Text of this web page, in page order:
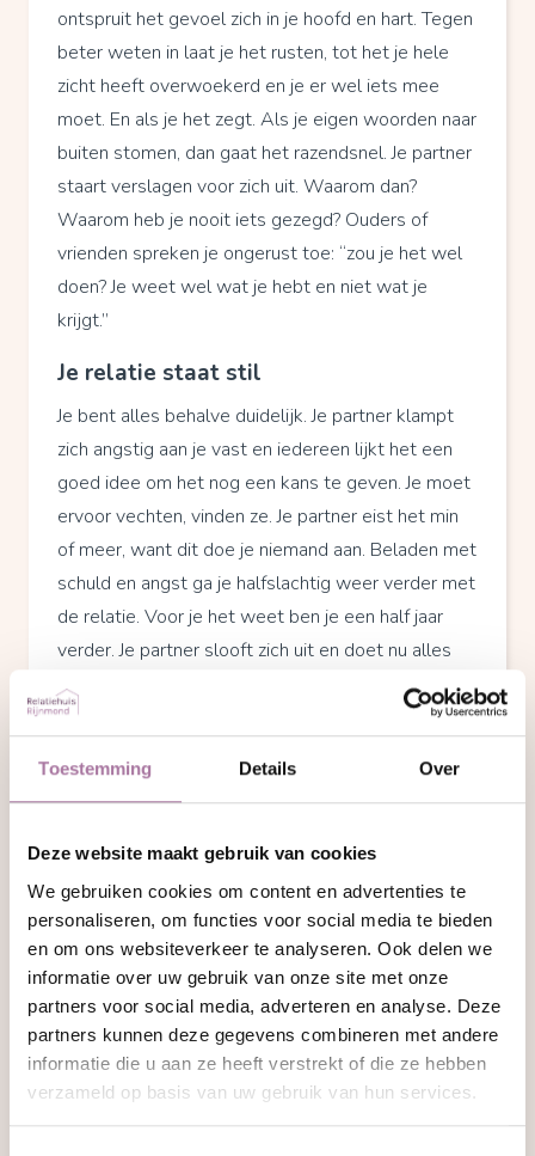
Toestemming Details Over
Deze website maakt gebruik van cookies
We gebruiken cookies om content en advertenties te
personaliseren, om functies voor social media te bieden
en om ons websiteverkeer te analyseren. Ook delen we
informatie over uw gebruik van onze site met onze
partners voor social media, adverteren en analyse. Deze
partners kunnen deze gegevens combineren met andere
informatie die u aan ze heeft verstrekt of die ze hebben
verzameld op basis van uw gebruik van hun services.
ontspruit het gevoel zich in je hoofd en hart. Tegen
beter weten in laat je het rusten, tot het je hele
zicht heeft overwoekerd en je er wel iets mee
moet. En als je het zegt. Als je eigen woorden naar
buiten stomen, dan gaat het razendsnel. Je partner
staart verslagen voor zich uit. Waarom dan?
Waarom heb je nooit iets gezegd? Ouders of
vrienden spreken je ongerust toe: “zou je het wel
doen? Je weet wel wat je hebt en niet wat je
krijgt.”
Je relatie staat stil
Je bent alles behalve duidelijk. Je partner klampt
zich angstig aan je vast en iedereen lijkt het een
goed idee om het nog een kans te geven. Je moet
ervoor vechten, vinden ze. Je partner eist het min
of meer, want dit doe je niemand aan. Beladen met
schuld en angst ga je halfslachtig weer verder met
de relatie. Voor je het weet ben je een half jaar
verder. Je partner slooft zich uit en doet nu alles
wat hij of zij vroeger met geen mogelijkheid voor
elkaar kreeg. Het maakt je boos en wantrouwend,
niet met hoeveel moeite hij of zij dit voor elkaar
Het komt niet meer goed in je relatie
Met elke aanraking deins je verder achteruit. Jullie
relatie staat stil als dood water in een poel. Er is
onbegrip en boosheid. Waarom doe je niet dit? En
waarom doe je niet dat? Alle stukjes van de puzzel
vallen in elkaar. Je voelt verdriet en misschien ben
je al aan het rouwen om wat is geweest. Je ziet de